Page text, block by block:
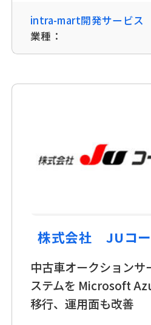
intra-mart開発サービス
業種：
株式会社 JUコ
中古車オークションサ
ステムを Microsoft
移行、運用面も改善